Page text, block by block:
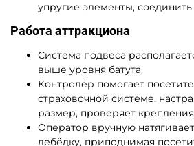
упругие элементы, соединить
Работа аттракциона
Система подвеса
выше уровня батута.
Контролёр помогает
страховочной системе,
размер, проверяет
Оператор вручную
лебёдку, приподнимая